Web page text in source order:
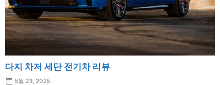
다지 차저 세단 전기차 리뷰
5월 23, 2025